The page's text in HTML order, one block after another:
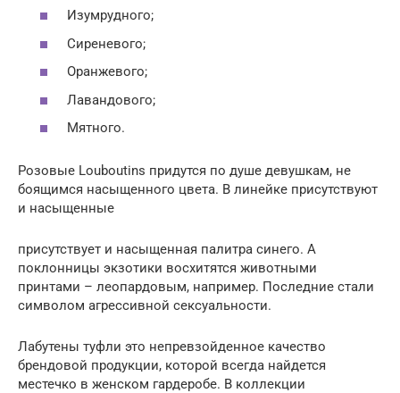
Изумрудного;
Сиреневого;
Оранжевого;
Лавандового;
Мятного.
Розовые Louboutins придутся по душе девушкам, не
боящимся насыщенного цвета. В линейке присутствуют
и насыщенные
присутствует и насыщенная палитра синего. А
поклонницы экзотики восхитятся животными
принтами – леопардовым, например. Последние стали
символом агрессивной сексуальности.
Лабутены туфли это непревзойденное качество
брендовой продукции, которой всегда найдется
местечко в женском гардеробе. В коллекции